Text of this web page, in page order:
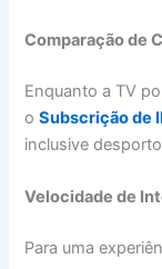
Comparação de
Enquanto a TV
oSubscrição de
inclusive
Velocidade de
Para uma